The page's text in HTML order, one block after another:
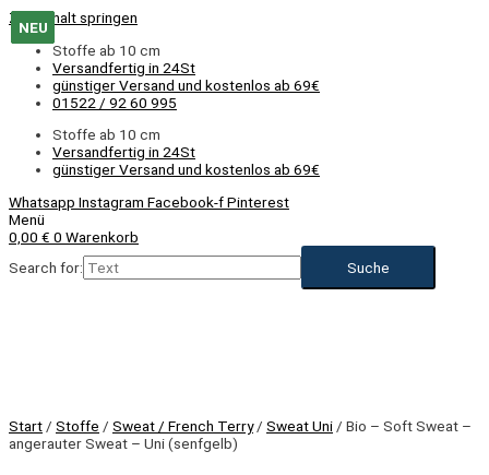
Zum Inhalt springen
Stoffe ab 10 cm
Versandfertig in 24St
günstiger Versand und kostenlos ab 69€
01522 / 92 60 995
Stoffe ab 10 cm
Versandfertig in 24St
günstiger Versand und kostenlos ab 69€
Whatsapp Instagram Facebook-fPinterest
Menü
0,00 € 0 Warenkorb
Search for:
Start / Stoffe / Sweat / French Terry/ Sweat Uni / Bio – Soft Sweat –
angerauter Sweat – Uni (senfgelb)
NEU
NEU
NEU
NEU
NEU